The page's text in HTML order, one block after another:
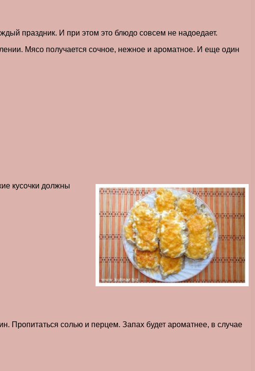
праздник. И при этом это блюдо совсем не надоедает.
Мясо получается сочное, нежное и ароматное. И еще один
кусочки должны
Пропитаться солью и перцем. Запах будет ароматнее, в случае